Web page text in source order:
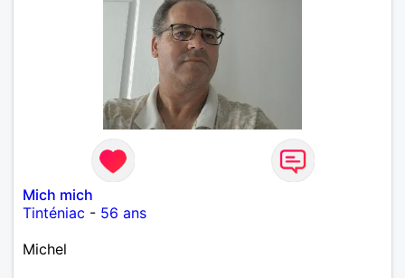
Mich mich
Tinténiac - 56 ans
Michel